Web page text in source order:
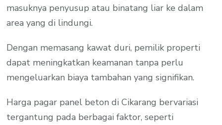
masuknya penyusup atau binatang liar ke dalam
area yang di lindungi.
Dengan memasang kawat duri, pemilik properti
dapat meningkatkan keamanan tanpa perlu
mengeluarkan biaya tambahan yang signifikan.
Harga pagar panel beton di Cikarang bervariasi
tergantung pada berbagai faktor, seperti